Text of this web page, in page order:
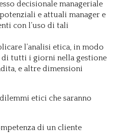
decisionale manageriale
e attuali manager e
con l’uso di tali
l’analisi etica, in modo
tutti i giorni nella gestione
e altre dimensioni
etici che saranno
di un cliente